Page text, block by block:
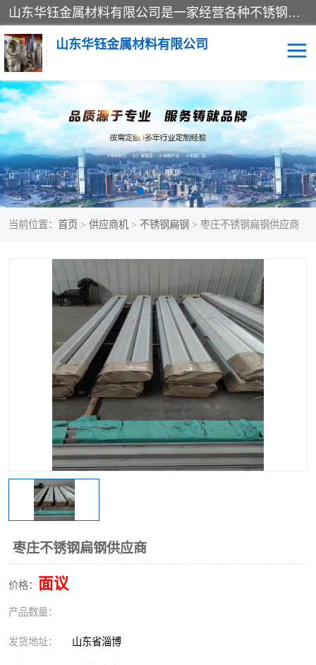
山东华钰金属材料有限公司是一家经营各种不锈钢管材、板材、圆钢、法兰、封头、型材等产品的公司；主营产品有：不锈钢管，激光切割，管件标准件，不锈钢圆钢，不锈钢人孔，不锈钢亮管，不锈钢角钢，不锈钢加工，不锈钢管子，不锈钢工业方管，不锈钢封头，不锈钢法兰，不锈钢阀门，不锈钢槽钢，不锈钢扁钢，不锈钢板等；可为客户制作各种规格的型材及不锈钢配件、非标准件及各种容器具等，能满足客户的不同采购要求。
山东华钰金属材料有限公司
当前位置： 首页 > 供应商机 > 不锈钢扁钢 > 枣庄不锈钢扁钢供应商
枣庄不锈钢扁钢供应商
价格： 面议
产品数量：
发货地址： 山东省淄博
不锈钢管 激光切割
管件标准件 不锈钢圆钢
不锈钢人孔 不锈钢亮管
不锈钢角钢 不锈钢加工
不锈钢板 不锈钢工业方管
不锈钢封头 不锈钢法兰
不锈钢阀门 不锈钢槽钢
不锈钢扁钢